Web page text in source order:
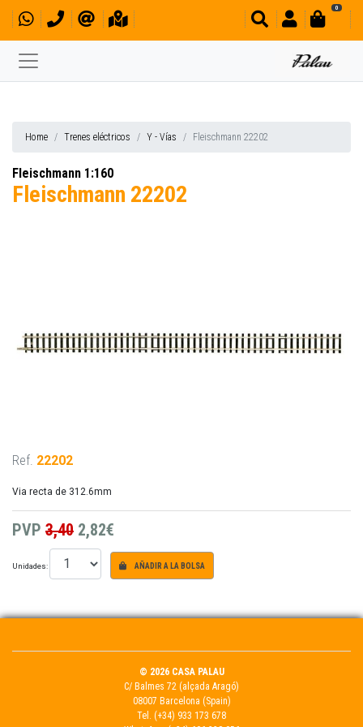
0
Home Trenes eléctricos Y - Vías Fleischmann 22202
Fleischmann 1:160
Fleischmann 22202
Ref. 22202
Via recta de 312.6mm
PVP 3,40 2,82€
Unidades: AÑADIR A LA BOLSA
© 2026 CASA PALAU
C/ Balmes 72 (alçada Aragó)
08007 Barcelona (Spain)
Tel. (+34) 933 173 678